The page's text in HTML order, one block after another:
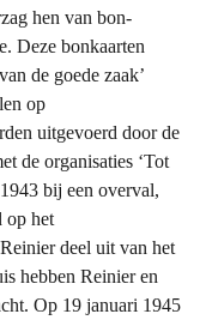
hen van bon-
Deze bonkaarten
de goede zaak’
op
uitgevoerd door de
de organisaties ‘Tot
bij een overval,
op het
deel uit van het
hebben Reinier en
Op 19 januari 1945